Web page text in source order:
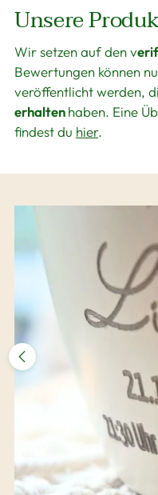
Unsere
Wir setzen auf den v
Bewertungen können
veröffentlicht werden,
erhaltenhaben. Eine
findest du hier.